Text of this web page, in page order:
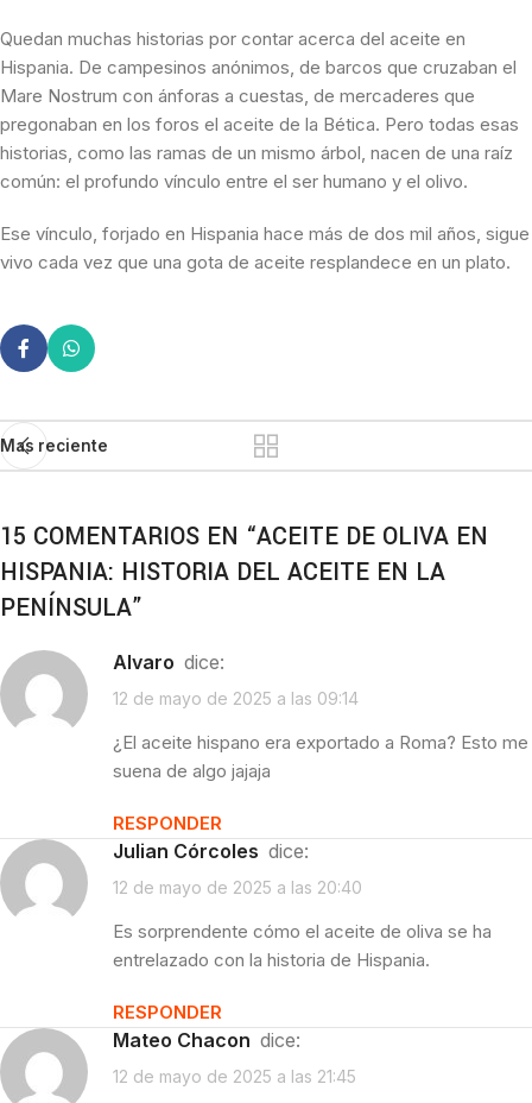
Quedan muchas historias por contar acerca del aceite en
Hispania. De campesinos anónimos, de barcos que cruzaban el
Mare Nostrum con ánforas a cuestas, de mercaderes que
pregonaban en los foros el aceite de la Bética. Pero todas esas
historias, como las ramas de un mismo árbol, nacen de una raíz
común: el profundo vínculo entre el ser humano y el olivo.
Ese vínculo, forjado en Hispania hace más de dos mil años, sigue
vivo cada vez que una gota de aceite resplandece en un plato.
Mas reciente
15 COMENTARIOS EN “ACEITE DE OLIVA EN
HISPANIA: HISTORIA DEL ACEITE EN LA
PENÍNSULA”
Alvaro dice:
12 de mayo de 2025 a las 09:14
¿El aceite hispano era exportado a Roma? Esto me
suena de algo jajaja
RESPONDER
Julian Córcoles dice:
12 de mayo de 2025 a las 20:40
Es sorprendente cómo el aceite de oliva se ha
entrelazado con la historia de Hispania.
RESPONDER
Mateo Chacon dice:
12 de mayo de 2025 a las 21:45